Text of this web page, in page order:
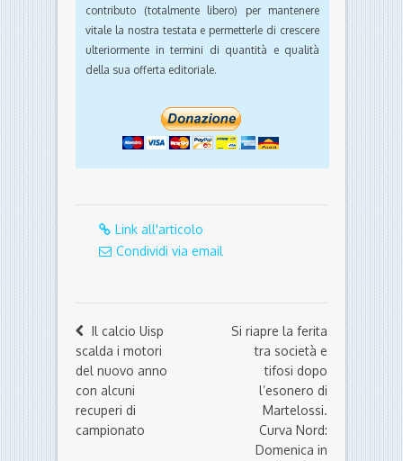
contributo (totalmente libero) per mantenere
vitale la nostra testata e permetterle di crescere
ulteriormente in termini di quantità e qualità
della sua offerta editoriale.
Link all'articolo
Condividi via email
Il calcio Uisp
scalda i motori
del nuovo anno
con alcuni
recuperi di
campionato
Si riapre la ferita
tra società e
tifosi dopo
l’esonero di
Martelossi.
Curva Nord:
Domenica in